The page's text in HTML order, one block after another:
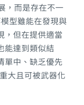
，而是存在不一
型雖能在發現與
，但在提供適當
能達到類似結
單中、缺乏優先
大且可被武器化